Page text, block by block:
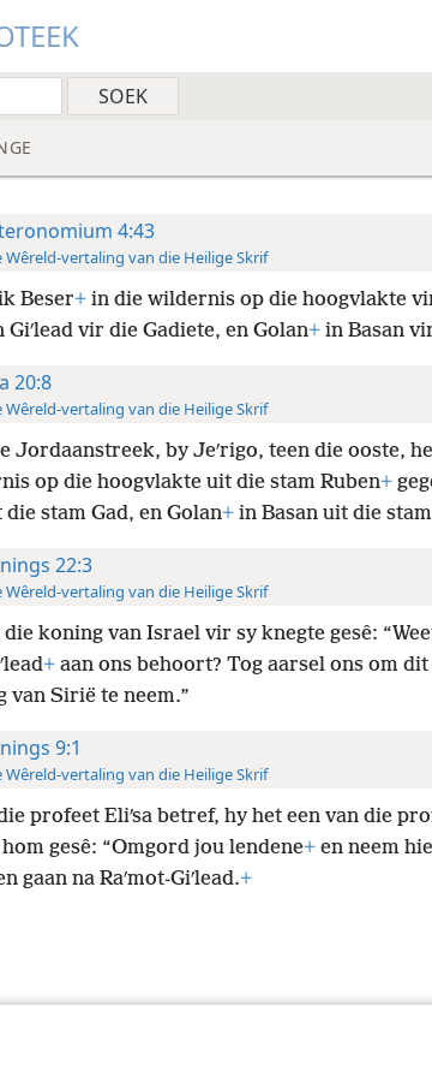
4:43
Wêreld-vertaling van die Heilige Skrif
Beser+in die wildernis op die hoogvlakte
vir die Gadiete, en Golan+in Basan
20:8
Wêreld-vertaling van die Heilige Skrif
Jordaanstreek, by Jeʹrigo, teen die ooste,
op die hoogvlakte uit die stam Ruben+
die stam Gad, en Golan+in Basan uit die stam
22:3
Wêreld-vertaling van die Heilige Skrif
die koning van Israel vir sy knegte gesê:
+aan ons behoort? Tog aarsel ons om
van Sirië te neem.”
9:1
Wêreld-vertaling van die Heilige Skrif
profeet Eliʹsa betref, hy het een van die
gesê: “Omgord jou lendene+en neem
gaan na Raʹmot-Giʹlead.+